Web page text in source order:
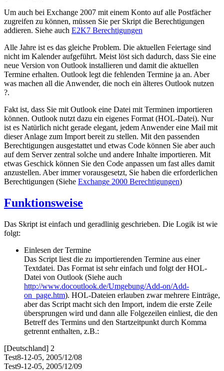
Um auch bei Exchange 2007 mit einem Konto auf alle Postfächer
zugreifen zu können, müssen Sie per Skript die Berechtigungen
addieren. Siehe auch E2K7 Berechtigungen
Alle Jahre ist es das gleiche Problem. Die aktuellen Feiertage sind
nicht im Kalender aufgeführt. Meist löst sich dadurch, dass Sie eine
neue Version von Outlook installieren und damit die aktuellen
Termine erhalten. Outlook legt die fehlenden Termine ja an. Aber
was machen all die Anwender, die noch ein älteres Outlook nutzen
?.
Fakt ist, dass Sie mit Outlook eine Datei mit Terminen importieren
können. Outlook nutzt dazu ein eigenes Format (HOL-Datei). Nur
ist es Natürlich nicht gerade elegant, jedem Anwender eine Mail mit
dieser Anlage zum Import bereit zu stellen. Mit den passenden
Berechtigungen ausgestattet und etwas Code können Sie aber auch
auf dem Server zentral solche und andere Inhalte importieren. Mit
etwas Geschick können Sie den Code anpassen um fast alles damit
anzustellen. Aber immer vorausgesetzt, Sie haben die erforderlichen
Berechtigungen (Siehe Exchange 2000 Berechtigungen)
Funktionsweise
Das Skript ist einfach und geradlinig geschrieben. Die Logik ist wie
folgt:
Einlesen der Termine
Das Script liest die zu importierenden Termine aus einer
Textdatei. Das Format ist sehr einfach und folgt der HOL-
Datei von Outlook (Siehe auch
http://www.docoutlook.de/Umgebung/Add-on/Add-
on_page.htm). HOL-Dateien erlauben zwar mehrere Einträge,
aber das Script macht sich den Import, indem die erste Zeile
übersprungen wird und dann alle Folgezeilen einliest, die den
Betreff des Termins und den Startzeitpunkt durch Komma
getrennt enthalten, z.B.:
[Deutschland] 2
Test8-12-05, 2005/12/08
Test9-12-05, 2005/12/09